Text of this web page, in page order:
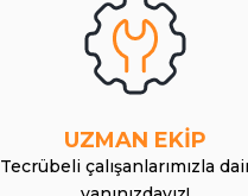
UZMAN EKİP
Tecrübeli çalışanlarımızla